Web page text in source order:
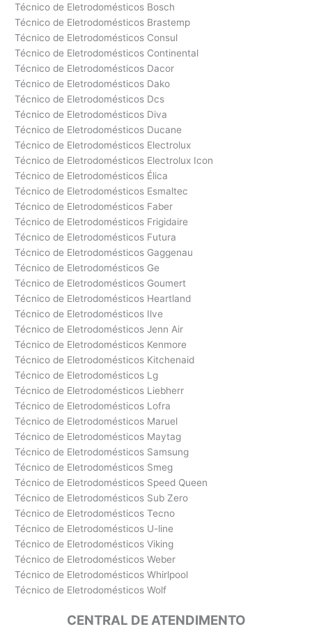
Técnico de Eletrodomésticos Bosch
Técnico de Eletrodomésticos Brastemp
Técnico de Eletrodomésticos Consul
Técnico de Eletrodomésticos Continental
Técnico de Eletrodomésticos Dacor
Técnico de Eletrodomésticos Dako
Técnico de Eletrodomésticos Dcs
Técnico de Eletrodomésticos Diva
Técnico de Eletrodomésticos Ducane
Técnico de Eletrodomésticos Electrolux
Técnico de Eletrodomésticos Electrolux Icon
Técnico de Eletrodomésticos Élica
Técnico de Eletrodomésticos Esmaltec
Técnico de Eletrodomésticos Faber
Técnico de Eletrodomésticos Frigidaire
Técnico de Eletrodomésticos Futura
Técnico de Eletrodomésticos Gaggenau
Técnico de Eletrodomésticos Ge
Técnico de Eletrodomésticos Goumert
Técnico de Eletrodomésticos Heartland
Técnico de Eletrodomésticos Ilve
Técnico de Eletrodomésticos Jenn Air
Técnico de Eletrodomésticos Kenmore
Técnico de Eletrodomésticos Kitchenaid
Técnico de Eletrodomésticos Lg
Técnico de Eletrodomésticos Liebherr
Técnico de Eletrodomésticos Lofra
Técnico de Eletrodomésticos Maruel
Técnico de Eletrodomésticos Maytag
Técnico de Eletrodomésticos Samsung
Técnico de Eletrodomésticos Smeg
Técnico de Eletrodomésticos Speed Queen
Técnico de Eletrodomésticos Sub Zero
Técnico de Eletrodomésticos Tecno
Técnico de Eletrodomésticos U-line
Técnico de Eletrodomésticos Viking
Técnico de Eletrodomésticos Weber
Técnico de Eletrodomésticos Whirlpool
Técnico de Eletrodomésticos Wolf
CENTRAL DE ATENDIMENTO